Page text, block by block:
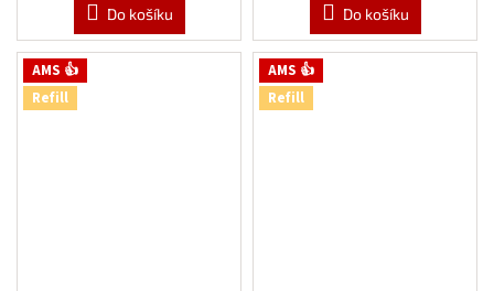
Do košíku Do košíku
AMS 👍
Refill
AMS 👍
Refill